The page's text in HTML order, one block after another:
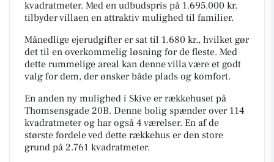
kvadratmeter. Med en udbudspris på 1.695.000 kr.
tilbyder villaen en attraktiv mulighed til familier.
Månedlige ejerudgifter er sat til 1.680 kr., hvilket gør
det til en overkommelig løsning for de fleste. Med
dette rummelige areal kan denne villa være et godt
valg for dem, der ønsker både plads og komfort.
En anden ny mulighed i Skive er rækkehuset på
Thomsensgade 20B. Denne bolig spænder over 114
kvadratmeter og har også 4 værelser. En af de
største fordele ved dette rækkehus er den store
grund på 2.761 kvadratmeter.